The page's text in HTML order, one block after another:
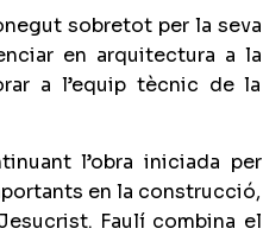
sobretot per la seva
en arquitectura a la
a l’equip tècnic de la
l’obra iniciada per
en la construcció,
Faulí combina el